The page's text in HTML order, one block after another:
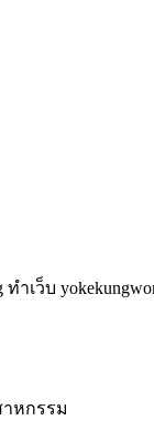
เว็บ